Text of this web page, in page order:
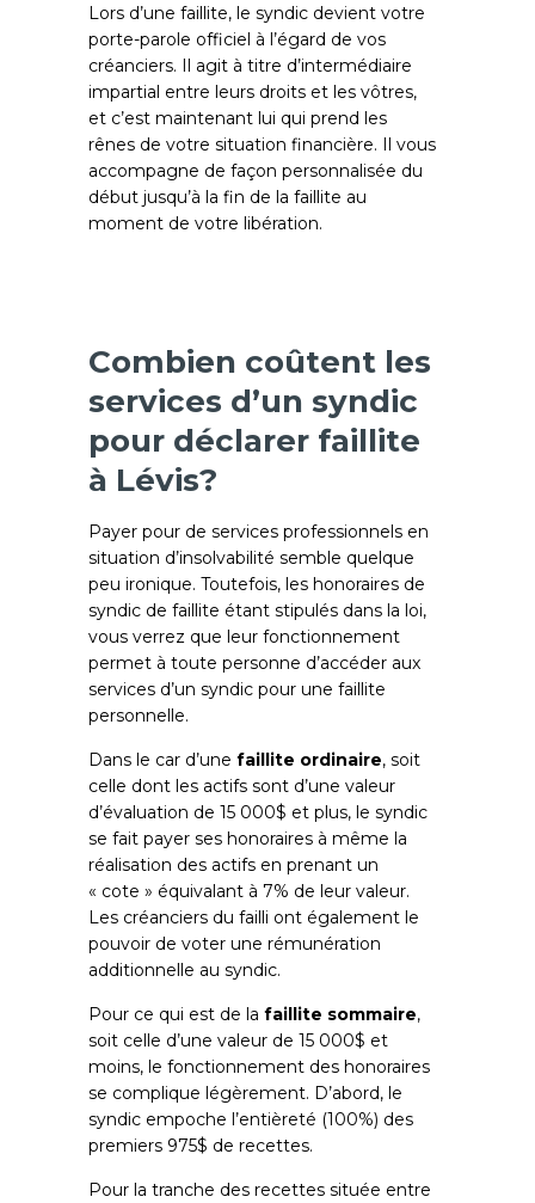
Lors d’une faillite, le syndic devient votre
porte-parole officiel à l’égard de vos
créanciers. Il agit à titre d’intermédiaire
impartial entre leurs droits et les vôtres,
et c’est maintenant lui qui prend les
rênes de votre situation financière. Il vous
accompagne de façon personnalisée du
début jusqu’à la fin de la faillite au
moment de votre libération.
Combien coûtent les
services d’un syndic
pour déclarer faillite
à Lévis?
Payer pour de services professionnels en
situation d’insolvabilité semble quelque
peu ironique. Toutefois, les honoraires de
syndic de faillite étant stipulés dans la loi,
vous verrez que leur fonctionnement
permet à toute personne d’accéder aux
services d’un syndic pour une faillite
personnelle.
Dans le car d’une faillite ordinaire, soit
celle dont les actifs sont d’une valeur
d’évaluation de 15 000$ et plus, le syndic
se fait payer ses honoraires à même la
réalisation des actifs en prenant un
« cote » équivalant à 7% de leur valeur.
Les créanciers du failli ont également le
pouvoir de voter une rémunération
additionnelle au syndic.
Pour ce qui est de la faillite sommaire,
soit celle d’une valeur de 15 000$ et
moins, le fonctionnement des honoraires
se complique légèrement. D’abord, le
syndic empoche l’entièreté (100%) des
premiers 975$ de recettes.
Pour la tranche des recettes située entre